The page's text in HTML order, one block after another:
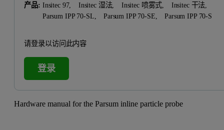
产品: Insitec 97, Insitec 湿法, Insitec 喷雾式,
Insitec 干法,
Parsum IPP 70-SL,
Parsum IPP 70-SE, Parsum IPP 70-S
请登录以访问此内容
登录
Hardware manual for the Parsum inline particle probe